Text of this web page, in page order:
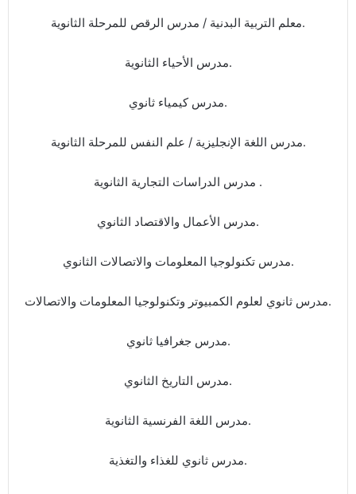
معلم التربية البدنية / مدرس الرقص للمرحلة الثانوية.
مدرس الأحياء الثانوية.
مدرس كيمياء ثانوي.
مدرس اللغة الإنجليزية / علم النفس للمرحلة الثانوية.
مدرس الدراسات التجارية الثانوية .
مدرس الأعمال والاقتصاد الثانوي.
مدرس تكنولوجيا المعلومات والاتصالات الثانوي.
مدرس ثانوي لعلوم الكمبيوتر وتكنولوجيا المعلومات والاتصالات.
مدرس جغرافيا ثانوي.
مدرس التاريخ الثانوي.
مدرس اللغة الفرنسية الثانوية.
مدرس ثانوي للغذاء والتغذية.